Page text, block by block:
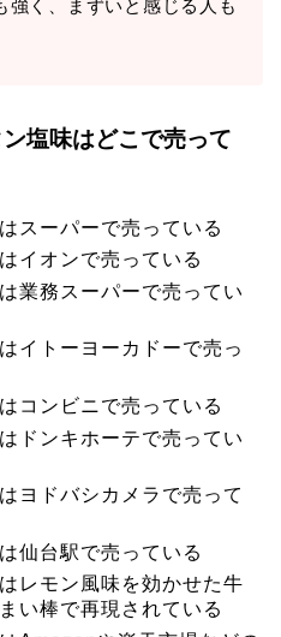
強く、まずいと感じる人も
塩味はどこで売って
スーパーで売っている
イオンで売っている
業務スーパーで売ってい
イトーヨーカドーで売っ
コンビニで売っている
ドンキホーテで売ってい
ヨドバシカメラで売って
仙台駅で売っている
レモン風味を効かせた牛
い棒で再現されている